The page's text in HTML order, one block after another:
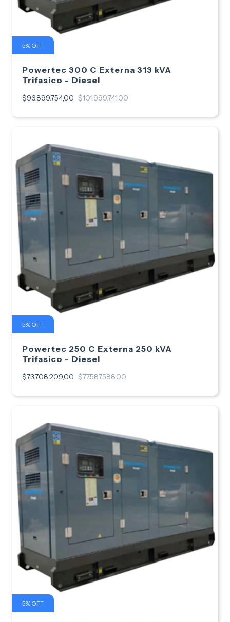
5% OFF
Powertec 300 C Externa 313 kVA
Trifasico - Diesel
$96.899.754,00 $101.999.741,00
5% OFF
Powertec 250 C Externa 250 kVA
Trifasico - Diesel
$73.708.209,00 $77.587.588,00
5% OFF